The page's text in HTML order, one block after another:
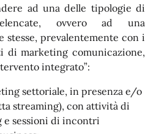
ad una delle tipologie di
ovvero ad una
stesse, prevalentemente con i
di marketing comunicazione,
integrato”:
settoriale, in presenza e/o
streaming), con attività di
e sessioni di incontri